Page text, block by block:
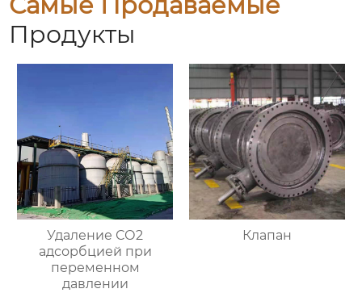
Продукты
Удаление СО2
адсорбцией при
переменном
давлении
Клапан